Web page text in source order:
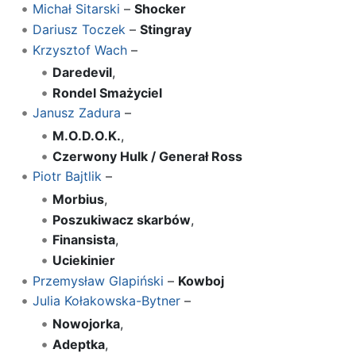
Michał Sitarski – Shocker
Dariusz Toczek – Stingray
Krzysztof Wach–
Daredevil,
Rondel Smażyciel
Janusz Zadura –
M.O.D.O.K.,
Czerwony Hulk / Generał Ross
Piotr Bajtlik–
Morbius,
Poszukiwacz skarbów,
Finansista,
Uciekinier
Przemysław Glapiński – Kowboj
Julia Kołakowska-Bytner–
Nowojorka,
Adeptka,